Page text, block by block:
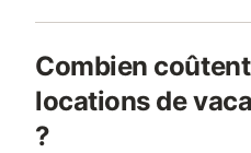
Combien
locations de
?